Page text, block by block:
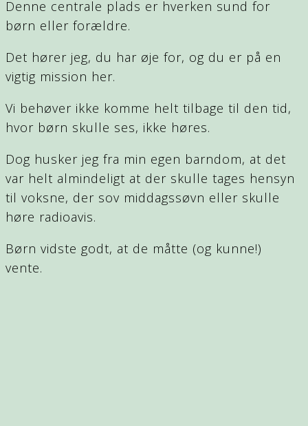
Denne centrale plads er hverken sund for
børn eller forældre.
Det hører jeg, du har øje for, og du er på en
vigtig mission her.
Vi behøver ikke komme helt tilbage til den tid,
hvor børn skulle ses, ikke høres.
Dog husker jeg fra min egen barndom, at det
var helt almindeligt at der skulle tages hensyn
til voksne, der sov middagssøvn eller skulle
høre radioavis.
Børn vidste godt, at de måtte (og kunne!)
vente.